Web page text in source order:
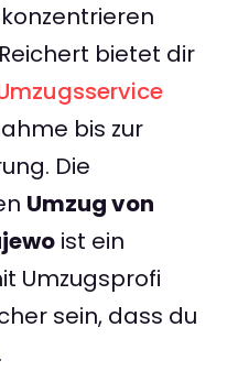
bietet dir
bis zur
Die
Umzug von
ist ein
Umzugsprofi
sein, dass du